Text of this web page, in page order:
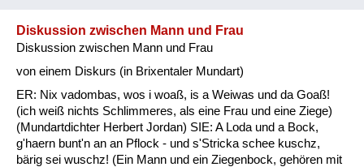
Kategorie
Natur und Landwirtschaft
Fluchen und Reden
Mensch, Tier und Alltag
Diskussion zwischen Mann und Frau
Diskussion zwischen Mann und Frau
von einem Diskurs (in Brixentaler Mundart)
ER: Nix vadombas, wos i woaß, is a Weiwas und da Goaß!
(ich weiß nichts Schlimmeres, als eine Frau und eine Ziege)
(Mundartdichter Herbert Jordan) SIE: A Loda und a Bock,
g'haern bunt'n an an Pflock - und s'Stricka schee kuschz,
bärig sei wuschz! (Ein Mann und ein Ziegenbock, gehören mit